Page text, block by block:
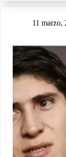
11 marzo,